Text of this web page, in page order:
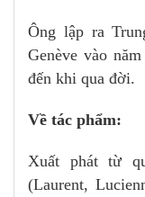
Ông lập ra
Genève vào
đến khi qua đời.
Về tác phẩm:
Xuất phát từ
(Laurent,